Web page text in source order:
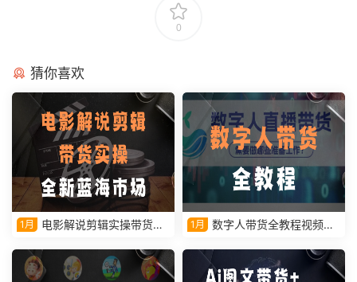
0
猜你喜欢
1月
电影解说剪辑实操带货全
1月
数字人带货全教程视频课